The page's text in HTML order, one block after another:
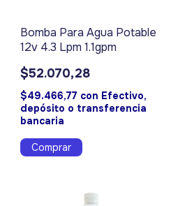
Bomba Para Agua Potable
12v 4.3 Lpm 1.1gpm
$52.070,28
$49.466,77 con Efectivo,
depósito o transferencia
bancaria